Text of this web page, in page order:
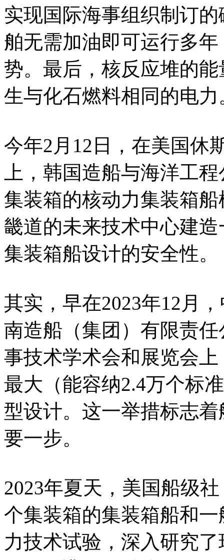
实现国际海事组织制订
舶无需加油即可运行多
势。最后，核反应堆的
生与化石燃料相同的电力
今年2月12日，在美国休
上，韩国造船与海洋工
集装箱的核动力集装箱
畿道的未来技术中心建
集装箱船设计的安全性。
其实，早在2023年12月
南造船（集团）有限责
事技术学术会和展览会
最大（能容纳2.4万个标
型设计。这一举措标志
要一步。
2023年夏天，美国船级
个集装箱的集装箱船和
力技术试验，深入研究